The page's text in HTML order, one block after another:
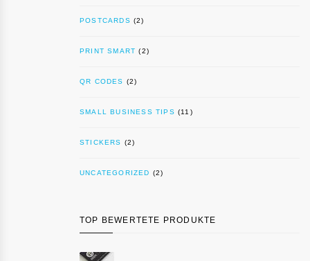
POSTCARDS (2)
PRINT SMART (2)
QR CODES (2)
SMALL BUSINESS TIPS (11)
STICKERS (2)
UNCATEGORIZED (2)
TOP BEWERTETE PRODUKTE